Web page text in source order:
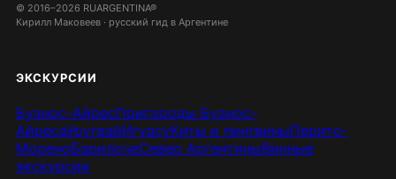
© 2016–2026 RUARGENTINA®
Кирилл Маковеев · русский гид в Аргентине
ЭКСКУРСИИ
Буэнос-АйресПригороды Буэнос-
АйресаУругвайИгуасуКиты и пингвиныПерито-
МореноБарилочеСевер АргентиныВинные
экскурсии